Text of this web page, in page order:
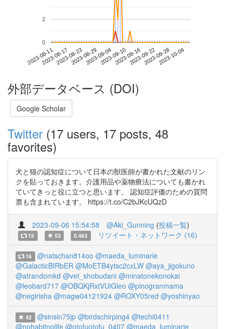
2023-08-112023-08-172023-08-232023-08-292023-09-042023-09-102023-09-162023-09-222023-09-282023-10-04
0
2
外部データベース (DOI)
Google Scholar
Twitter (17 users, 17 posts, 48
favorites)
犬と猫の認知症について日本の獣医師が書かれた文献のリン
クを貼っておきます。介護用品や薬物療法についても書かれ
ていてきっと役に立つと思います。 認知症評価のための質問
票も含まれています。 https://t.co/C2bJKcUQzD
2023-09-06 15:54:58 @Aki_Gunning (投稿一覧)
15 53 0.463 リツイート・ネットワーク (16)
16 @natschan814oo @maeda_luminarie
@GalacticBIRbER @MoETB4ytsc2cxLW @aya_jigokuno
@atrandomkd @vet_shobudani @minatonekonokai
@leobard717 @OBQKjRxtVUiGleo @pinogranmama
@negirisha @magw04121924 @ROXY05red @yoshinyao
42 @sinsin75jp @birdschirping4 @techi0411
@nohabitnolife @otofuotofu_0407 @maeda_luminarie